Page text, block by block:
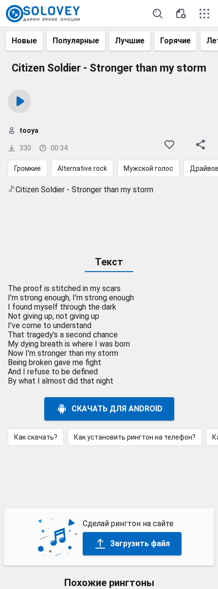
Новые Популярные Лучшие Горячие
Citizen Soldier - Stronger than my storm
330 00:34
tooya
Громкие Alternative rock Мужской голос
Citizen Soldier - Stronger than my storm
Текст
The proof is stitched in my scars
I'm strong enough, I'm strong enough
I found myself through the dark
Not giving up, not giving up
I've come to understand
That tragedy's a second chance
My dying breath is where I was born
Now I'm stronger than my storm
Being broken gave me fight
And I refuse to be defined
By what I almost did that night
СКАЧАТЬ ДЛЯ ANDROID
Как скачать? Как установить рингтон на телефон?
Сделай рингтон на сайте
Загрузить файл
Похожие рингтоны